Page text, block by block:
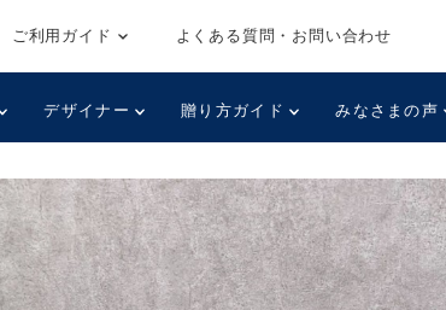
ご利用ガイド よくある質問・お問い合わせ
デザイナー 贈り方ガイド みなさまの声